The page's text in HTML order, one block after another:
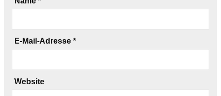
E-Mail-Adresse *
Website